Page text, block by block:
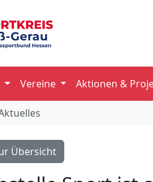
Vereine Aktionen &
Übersicht